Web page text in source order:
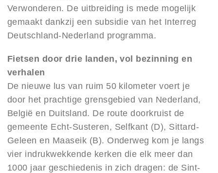
Verwonderen. De uitbreiding is mede mogelijk
gemaakt dankzij een subsidie van het Interreg
Deutschland-Nederland programma.
Fietsen door drie landen, vol bezinning en
verhalen
De nieuwe lus van ruim 50 kilometer voert je
door het prachtige grensgebied van Nederland,
België en Duitsland. De route doorkruist de
gemeente Echt-Susteren, Selfkant (D), Sittard-
Geleen en Maaseik (B). Onderweg kom je langs
vier indrukwekkende kerken die elk meer dan
1000 jaar geschiedenis in zich dragen: de Sint-